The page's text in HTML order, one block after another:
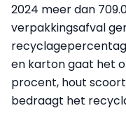
2024 meer dan
verpakkingsafval
en karton gaat het
procent, hout
bedraagt het